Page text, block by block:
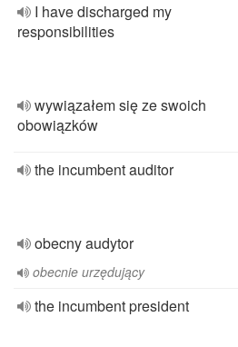
I have discharged my
responsibilities
wywiązałem się ze swoich
obowiązków
the incumbent auditor
obecny audytor
obecnie urzędujący
the incumbent president